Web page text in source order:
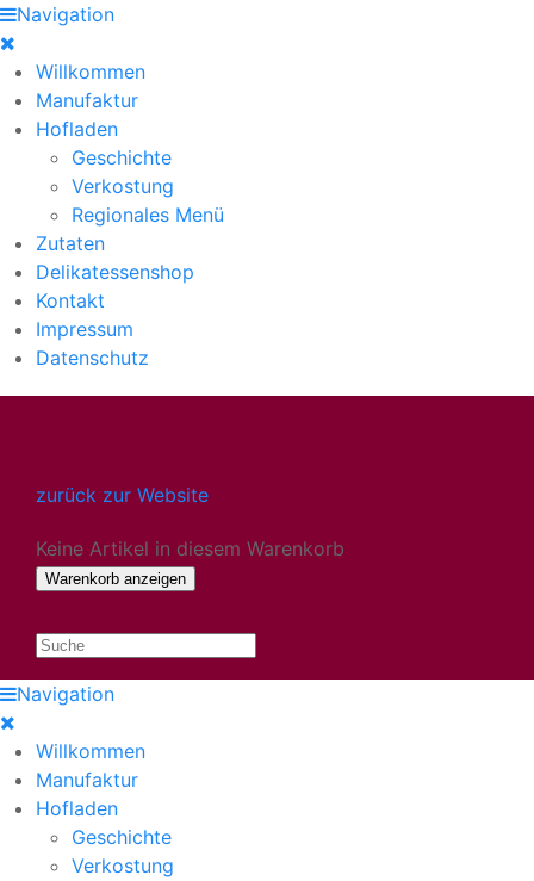
Navigation
Willkommen
Manufaktur
Hofladen
Geschichte
Verkostung
Regionales Menü
Zutaten
Delikatessenshop
Kontakt
Impressum
Datenschutz
zurück zur Website
Keine Artikel in diesem Warenkorb
Navigation
Willkommen
Manufaktur
Hofladen
Geschichte
Verkostung